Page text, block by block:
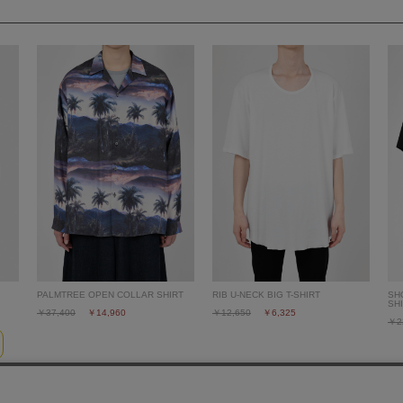
PALMTREE OPEN COLLAR SHIRT
￥37,400
￥14,960
RIB U-NECK BIG T-SHIRT
￥12,650
￥6,325
￥